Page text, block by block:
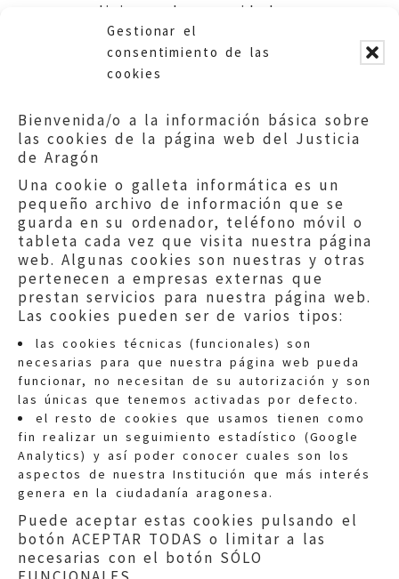
Gestionar el
consentimiento de las
cookies
Bienvenida/o a la información básica sobre
las cookies de la página web del Justicia
de Aragón
Una cookie o galleta informática es un
pequeño archivo de información que se
guarda en su ordenador, teléfono móvil o
tableta cada vez que visita nuestra página
web. Algunas cookies son nuestras y otras
pertenecen a empresas externas que
prestan servicios para nuestra página web.
Las cookies pueden ser de varios tipos:
las cookies técnicas (funcionales) son
necesarias para que nuestra página web pueda
funcionar, no necesitan de su autorización y son
las únicas que tenemos activadas por defecto.
el resto de cookies que usamos tienen como
fin realizar un seguimiento estadístico (Google
Analytics) y así poder conocer cuales son los
aspectos de nuestra Institución que más interés
genera en la ciudadanía aragonesa.
Puede aceptar estas cookies pulsando el
botón ACEPTAR TODAS o limitar a las
necesarias con el botón SÓLO
condiciones de seguridad,
salubridad y ornato público.
Quejas:quejas@eljusticiadearagon.es
Información general:
informacion@eljusticiadearagon.es
Teléfonos:900 210 210/